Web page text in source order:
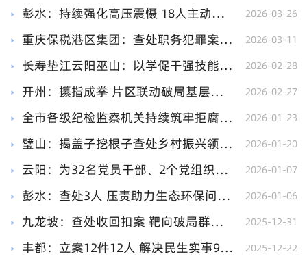
彭水：持续强化高压震慑 18人主动投案和交代问题 2026-03-26
重庆保税港区集团：查处职务犯罪案件9人 以案为鉴把权力关进制度笼子 2026-03-11
长寿垫江云阳巫山：以学促干强技能 多维赋能锤炼过硬队伍 2026-02-28
开州：攥指成拳 片区联动破局基层监督“散”与“难” 2026-02-27
全市各级纪检监察机关持续筑牢拒腐防变思想堤坝 2026-01-23
璧山：揭盖子挖根子查处乡村振兴领域不正之风和腐败问题21件 2026-01-20
云阳：为32名党员干部、2个党组织澄清正名 2026-01-07
彭水：查处3人 压责助力生态环保问题整改 2026-01-06
九龙坡：查处收回扣案 靶向破局群众看病难看病贵 2025-12-31
丰都：立案12件12人 解决民生实事93件 2025-12-22